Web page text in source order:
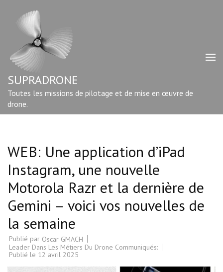
contenu
Entrée)
SUPRADRONE
Toutes les missions de pilotage et de mise en œuvre de
drone.
WEB: Une application d’iPad
Instagram, une nouvelle
Motorola Razr et la dernière de
Gemini – voici vos nouvelles de
la semaine
Publié par Oscar GMACH
Leader Dans Les Métiers Du Drone Communiqués:
Publié le 12 avril 2025